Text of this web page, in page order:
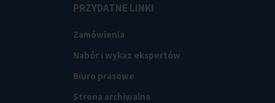
PRZYDATNE LINKI
Zamówienia
Nabór i wykaz ekspertów
Biuro prasowe
Strona archiwalna